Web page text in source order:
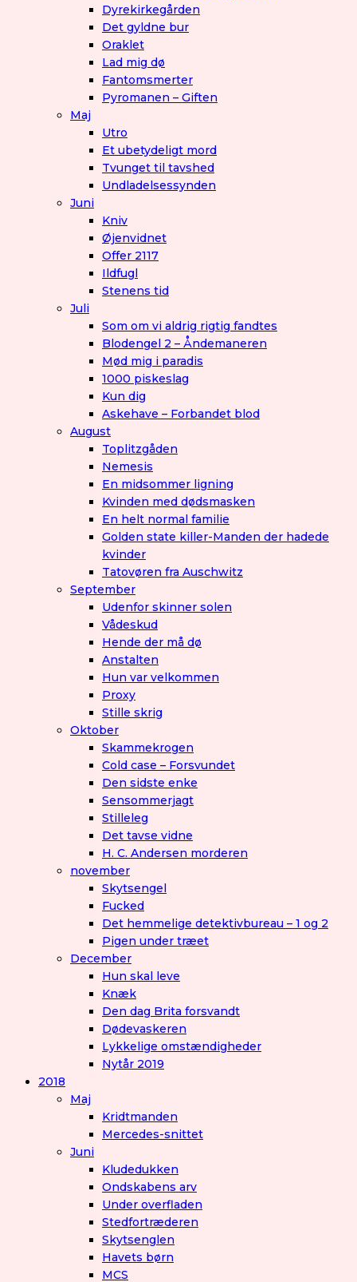
Dyrekirkegården
Det gyldne bur
Oraklet
Lad mig dø
Fantomsmerter
Pyromanen – Giften
Maj
Utro
Et ubetydeligt mord
Tvunget til tavshed
Undladelsessynden
Juni
Kniv
Øjenvidnet
Offer 2117
Ildfugl
Stenens tid
Juli
Som om vi aldrig rigtig fandtes
Blodengel 2 – Åndemaneren
Mød mig i paradis
1000 piskeslag
Kun dig
Askehave – Forbandet blod
August
Toplitzgåden
Nemesis
En midsommer ligning
Kvinden med dødsmasken
En helt normal familie
Golden state killer-Manden der hadede
kvinder
Tatovøren fra Auschwitz
September
Udenfor skinner solen
Vådeskud
Hende der må dø
Anstalten
Hun var velkommen
Proxy
Stille skrig
Oktober
Skammekrogen
Cold case – Forsvundet
Den sidste enke
Sensommerjagt
Stilleleg
Det tavse vidne
H. C. Andersen morderen
november
Skytsengel
Fucked
Det hemmelige detektivbureau – 1 og 2
Pigen under træet
December
Hun skal leve
Knæk
Den dag Brita forsvandt
Dødevaskeren
Lykkelige omstændigheder
Nytår 2019
2018
Maj
Kridtmanden
Mercedes-snittet
Juni
Kludedukken
Ondskabens arv
Under overfladen
Stedfortræderen
Skytsenglen
Havets børn
MCS